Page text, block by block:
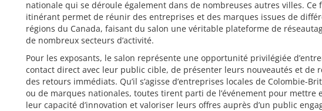
nationale qui se déroule également dans de nombreuses autres villes. Ce
itinérant permet de réunir des entreprises et des marques issues de
régions du Canada, faisant du salon une véritable plateforme de
de nombreux secteurs d’activité.
Pour les exposants, le salon représente une opportunité privilégiée
contact direct avec leur public cible, de présenter leurs nouveautés et de
des retours immédiats. Qu’il s’agisse d’entreprises locales de Colombie-
ou de marques nationales, toutes tirent parti de l’événement pour mettre
leur capacité d’innovation et valoriser leurs offres auprès d’un public